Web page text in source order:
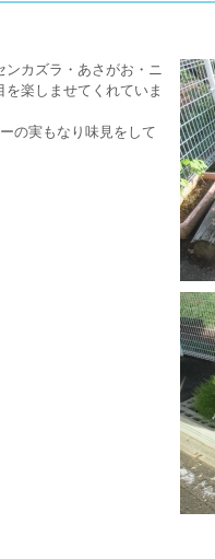
カズラ・あさがお・ニ
楽しませてくれていま
の実もなり味見をして